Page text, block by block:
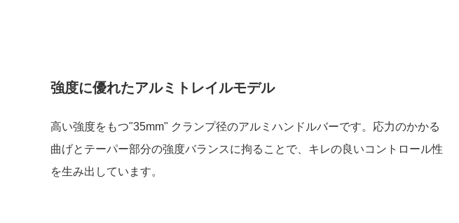
強度に優れたアルミトレイルモデル
高い強度をもつ"35mm" クランプ径のアルミハンドルバーです。応力のかかる
曲げとテーパー部分の強度バランスに拘ることで、キレの良いコントロール性
を生み出しています。